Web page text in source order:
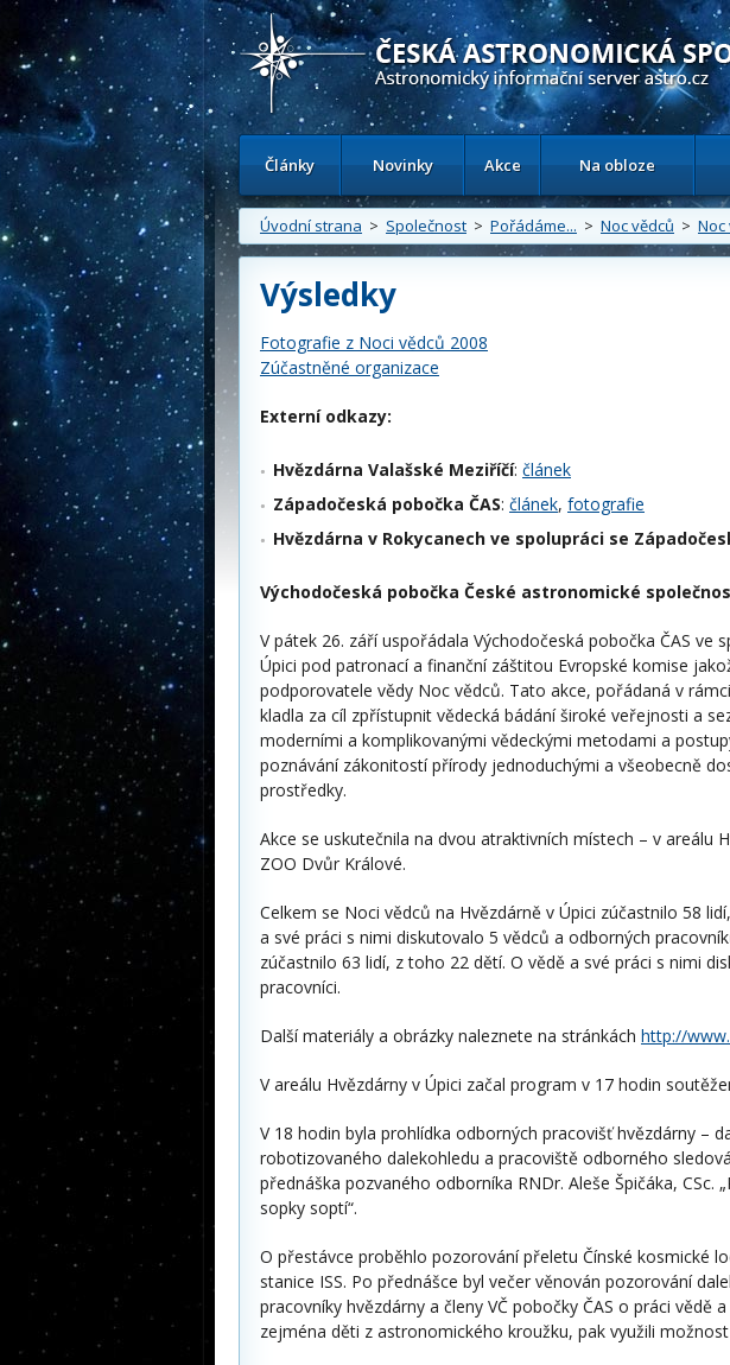
Česká astronomická společnost - Informační astronomický server
Články Novinky Akce Na obloze
Úvodní strana > Společnost > Pořádáme... > Noc vědců > Noc
Výsledky
Fotografie z Noci vědců 2008
Zúčastněné organizace
Externí odkazy:
Hvězdárna Valašské Meziříčí: článek
Západočeská pobočka ČAS: článek, fotografie
Hvězdárna v Rokycanech ve spolupráci se
Východočeská pobočka České astronomické
V pátek 26. září uspořádala Východočeská pobočka ČAS ve
Úpici pod patronací a finanční záštitou Evropské komise
podporovatele vědy Noc vědců. Tato akce, pořádaná v
kladla za cíl zpřístupnit vědecká bádání široké veřejnosti a
moderními a komplikovanými vědeckými metodami a
poznávání zákonitostí přírody jednoduchými a všeobecně
prostředky.
Akce se uskutečnila na dvou atraktivních místech – v areálu
ZOO Dvůr Králové.
Celkem se Noci vědců na Hvězdárně v Úpici zúčastnilo 58
a své práci s nimi diskutovalo 5 vědců a odborných
zúčastnilo 63 lidí, z toho 22 dětí. O vědě a své práci s nimi
pracovníci.
Další materiály a obrázky naleznete na stránkách http://
V areálu Hvězdárny v Úpici začal program v 17 hodin
V 18 hodin byla prohlídka odborných pracovišť hvězdárny –
robotizovaného dalekohledu a pracoviště odborného
přednáška pozvaného odborníka RNDr. Aleše Špičáka, CSc.
sopky soptí“.
O přestávce proběhlo pozorování přeletu Čínské kosmické
stanice ISS. Po přednášce byl večer věnován pozorování
pracovníky hvězdárny a členy VČ pobočky ČAS o práci vědě
zejména děti z astronomického kroužku, pak využili